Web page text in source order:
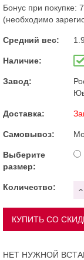
Бонус при покупке:
(необходимо
Средний вес:
Наличие:
Завод:
Доставка:
Самовывоз:
Выберите
размер:
Количество:
НЕТ НУЖНОЙ